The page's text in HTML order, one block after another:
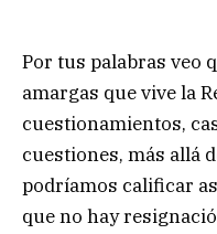
Por tus palabras veo
amargas que vive la
cuestionamientos,
cuestiones, más allá
podríamos calificar
que no hay